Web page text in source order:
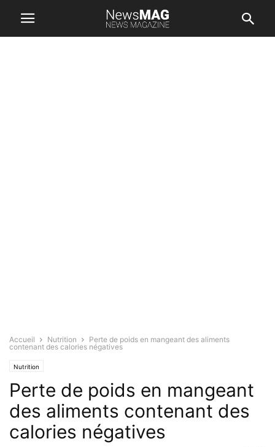
Accueil Nutrition
Perte de poids en mangeant des aliments
contenant des calories négatives
Nutrition
Perte de poids en mangeant
des aliments contenant des
calories négatives